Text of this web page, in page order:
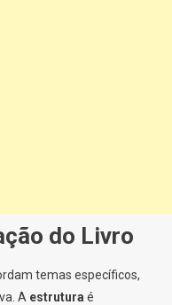
do Livro
temas específicos,
A estrutura é